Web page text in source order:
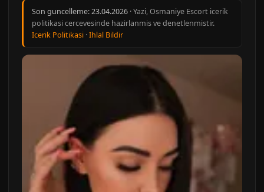
Son guncelleme:23.04.2026 · Yazi, Osmaniye Escort icerik
politikasi cercevesinde hazirlanmis ve denetlenmistir.
Icerik Politikasi ·Ihlal Bildir